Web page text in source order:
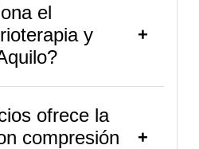
el
y
ofrece la
compresión